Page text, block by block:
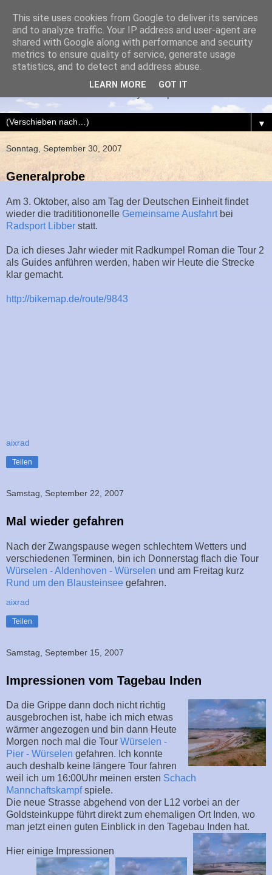
AIXrad
▼
Sonntag, September 30, 2007
Generalprobe
Am 3. Oktober, also am Tag der Deutschen Einheit findet
wieder die tradititiononelle Gemeinsame Ausfahrtbei
Radsport Libber statt.
Da ich dieses Jahr wieder mit Radkumpel Roman die Tour 2
als Guides anführen werden, haben wir Heute die Strecke
klar gemacht.
http://bikemap.de/route/9843
aixrad
Teilen
Samstag, September 22, 2007
Mal wieder gefahren
Nach der Zwangspause wegen schlechtem Wetters und
verschiedenen Terminen, bin ich Donnerstag flach die Tour
Würselen - Aldenhoven - Würselen und am Freitag kurz
Rund um den Blausteinsee gefahren.
aixrad
Teilen
Samstag, September 15, 2007
Impressionen vom Tagebau Inden
Da die Grippe dann doch nicht richtig
ausgebrochen ist, habe ich mich etwas
wärmer angezogen und bin dann Heute
Morgen noch mal die Tour Würselen -
Pier - Würselen gefahren. Ich konnte
auch deshalb keine längere Tour fahren
weil ich um 16:00Uhr meinen ersten Schach
Mannchaftskampfspiele.
Die neue Strasse abgehend von der L12 vorbei an der
Goldsteinkuppe führt direkt zum ehemaligen Ort Inden, wo
man jetzt einen guten Einblick in den Tagebau Inden hat.
Hier einige Impressionen
This site uses cookies from Google to deliver its services
and to analyze traffic. Your IP address and user-agent are
shared with Google along with performance and security
metrics to ensure quality of service, generate usage
statistics, and to detect and address abuse.
LEARN MORE GOT IT